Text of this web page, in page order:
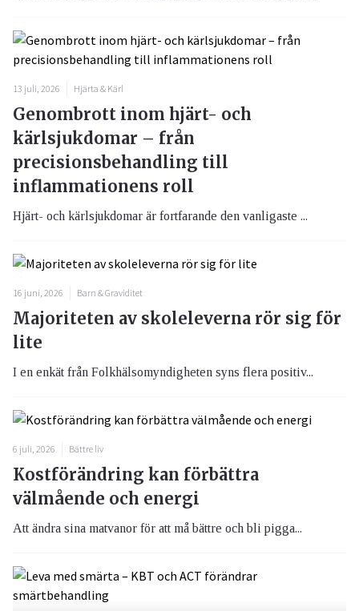
13 juli, 2026 Hjärta & Kärl
Genombrott inom hjärt- och
kärlsjukdomar – från
precisionsbehandling till
inflammationens roll
Hjärt- och kärlsjukdomar är fortfarande den vanligaste ...
16 juni, 2026 Barn & Graviditet
Majoriteten av skoleleverna rör sig för
lite
I en enkät från Folkhälsomyndigheten syns flera positiv...
6 juli, 2026 Bättre liv
Kostförändring kan förbättra
välmående och energi
Att ändra sina matvanor för att må bättre och bli pigga...